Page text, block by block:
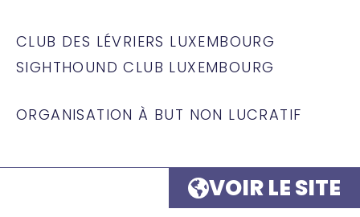
CLUB DES LÉVRIERS LUXEMBOURG
SIGHTHOUND CLUB LUXEMBOURG
ORGANISATION À BUT NON LUCRATIF
VOIR LE SITE